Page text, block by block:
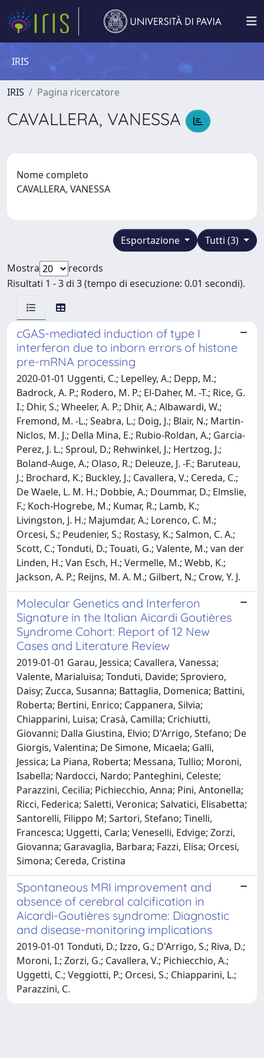
IRIS
IRIS Pagina ricercatore
CAVALLERA, VANESSA
Nome completo
CAVALLERA, VANESSA
Tutti (3)
Esportazione
Mostra
records
Risultati 1 - 3 di 3 (tempo di esecuzione: 0.01 secondi).
cGAS-mediated induction of type I
interferon due to inborn errors of histone
pre-mRNA processing
2020-01-01 Uggenti, C.; Lepelley, A.; Depp, M.;
Badrock, A. P.; Rodero, M. P.; El-Daher, M. -T.; Rice, G.
I.; Dhir, S.; Wheeler, A. P.; Dhir, A.; Albawardi, W.;
Fremond, M. -L.; Seabra, L.; Doig, J.; Blair, N.; Martin-
Niclos, M. J.; Della Mina, E.; Rubio-Roldan, A.; Garcia-
Perez, J. L.; Sproul, D.; Rehwinkel, J.; Hertzog, J.;
Boland-Auge, A.; Olaso, R.; Deleuze, J. -F.; Baruteau,
J.; Brochard, K.; Buckley, J.; Cavallera, V.; Cereda, C.;
De Waele, L. M. H.; Dobbie, A.; Doummar, D.; Elmslie,
F.; Koch-Hogrebe, M.; Kumar, R.; Lamb, K.;
Livingston, J. H.; Majumdar, A.; Lorenco, C. M.;
Orcesi, S.; Peudenier, S.; Rostasy, K.; Salmon, C. A.;
Scott, C.; Tonduti, D.; Touati, G.; Valente, M.; van der
Linden, H.; Van Esch, H.; Vermelle, M.; Webb, K.;
Jackson, A. P.; Reijns, M. A. M.; Gilbert, N.; Crow, Y. J.
Molecular Genetics and Interferon
Signature in the Italian Aicardi Goutières
Syndrome Cohort: Report of 12 New
Cases and Literature Review
2019-01-01 Garau, Jessica; Cavallera, Vanessa;
Valente, Marialuisa; Tonduti, Davide; Sproviero,
Daisy; Zucca, Susanna; Battaglia, Domenica; Battini,
Roberta; Bertini, Enrico; Cappanera, Silvia;
Chiapparini, Luisa; Crasà, Camilla; Crichiutti,
Giovanni; Dalla Giustina, Elvio; D'Arrigo, Stefano; De
Giorgis, Valentina; De Simone, Micaela; Galli,
Jessica; La Piana, Roberta; Messana, Tullio; Moroni,
Isabella; Nardocci, Nardo; Panteghini, Celeste;
Parazzini, Cecilia; Pichiecchio, Anna; Pini, Antonella;
Ricci, Federica; Saletti, Veronica; Salvatici, Elisabetta;
Santorelli, Filippo M; Sartori, Stefano; Tinelli,
Francesca; Uggetti, Carla; Veneselli, Edvige; Zorzi,
Giovanna; Garavaglia, Barbara; Fazzi, Elisa; Orcesi,
Simona; Cereda, Cristina
Spontaneous MRI improvement and
absence of cerebral calcification in
Aicardi-Goutières syndrome: Diagnostic
and disease-monitoring implications
2019-01-01 Tonduti, D.; Izzo, G.; D'Arrigo, S.; Riva, D.;
Moroni, I.; Zorzi, G.; Cavallera, V.; Pichiecchio, A.;
Uggetti, C.; Veggiotti, P.; Orcesi, S.; Chiapparini, L.;
Parazzini, C.